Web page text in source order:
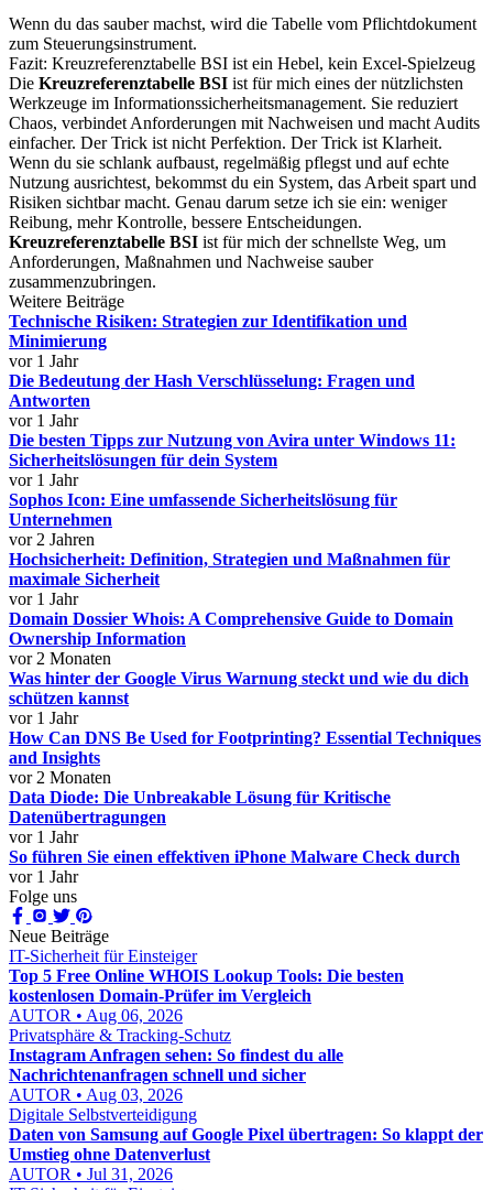
Wenn du das sauber machst, wird die Tabelle vom Pflichtdokument
zum Steuerungsinstrument.
Fazit: Kreuzreferenztabelle BSI ist ein Hebel, kein Excel-Spielzeug
Die Kreuzreferenztabelle BSI ist für mich eines der nützlichsten
Werkzeuge im Informationssicherheitsmanagement. Sie reduziert
Chaos, verbindet Anforderungen mit Nachweisen und macht Audits
einfacher. Der Trick ist nicht Perfektion. Der Trick ist Klarheit.
Wenn du sie schlank aufbaust, regelmäßig pflegst und auf echte
Nutzung ausrichtest, bekommst du ein System, das Arbeit spart und
Risiken sichtbar macht. Genau darum setze ich sie ein: weniger
Reibung, mehr Kontrolle, bessere Entscheidungen.
Kreuzreferenztabelle BSI ist für mich der schnellste Weg, um
Anforderungen, Maßnahmen und Nachweise sauber
zusammenzubringen.
Weitere Beiträge
Technische Risiken: Strategien zur Identifikation und
Minimierung
vor 1 Jahr
Die Bedeutung der Hash Verschlüsselung: Fragen und
Antworten
vor 1 Jahr
Die besten Tipps zur Nutzung von Avira unter Windows 11:
Sicherheitslösungen für dein System
vor 1 Jahr
Sophos Icon: Eine umfassende Sicherheitslösung für
Unternehmen
vor 2 Jahren
Hochsicherheit: Definition, Strategien und Maßnahmen für
maximale Sicherheit
vor 1 Jahr
Domain Dossier Whois: A Comprehensive Guide to Domain
Ownership Information
vor 2 Monaten
Was hinter der Google Virus Warnung steckt und wie du dich
schützen kannst
vor 1 Jahr
How Can DNS Be Used for Footprinting? Essential Techniques
and Insights
vor 2 Monaten
Data Diode: Die Unbreakable Lösung für Kritische
Datenübertragungen
vor 1 Jahr
So führen Sie einen effektiven iPhone Malware Check durch
vor 1 Jahr
Folge uns
Neue Beiträge
IT-Sicherheit für Einsteiger
Top 5 Free Online WHOIS Lookup Tools: Die besten
kostenlosen Domain-Prüfer im Vergleich
AUTOR • Aug 06, 2026
Privatsphäre & Tracking-Schutz
Instagram Anfragen sehen: So findest du alle
Nachrichtenanfragen schnell und sicher
AUTOR • Aug 03, 2026
Digitale Selbstverteidigung
Daten von Samsung auf Google Pixel übertragen: So klappt der
Umstieg ohne Datenverlust
AUTOR • Jul 31, 2026